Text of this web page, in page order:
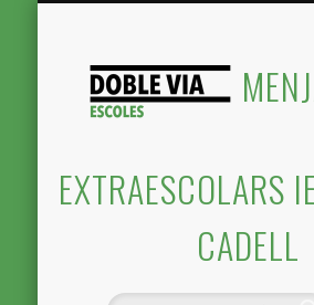
EXTRAESCOLARS
CADELL